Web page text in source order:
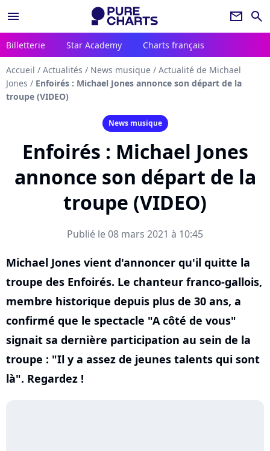
menu newsletter search
Billetterie Star Academy Charts français
Accueil / Actualités / News musique / Actualité de Michael
Jones / Enfoirés : Michael Jones annonce son départ de la
troupe (VIDEO)
News musique
Enfoirés : Michael Jones
annonce son départ de la
troupe (VIDEO)
Publié le 08 mars 2021 à 10:45
Michael Jones vient d'annoncer qu'il quitte la
troupe des Enfoirés. Le chanteur franco-gallois,
membre historique depuis plus de 30 ans, a
confirmé que le spectacle "A côté de vous"
signait sa dernière participation au sein de la
troupe : "Il y a assez de jeunes talents qui sont
là". Regardez !